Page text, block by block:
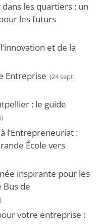
les quartiers : un
les futurs
et de la
Entreprise (24 sept.
: le guide
l’Entrepreneuriat :
École vers
inspirante pour les
de
votre entreprise :